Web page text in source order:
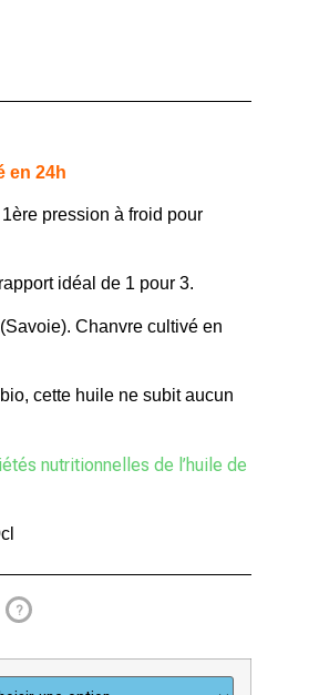
en 24h
1ère pression à froid pour
idéal de 1 pour 3.
Chanvre cultivé en
cette huile ne subit aucun
nutritionnelles de l’huile de
?